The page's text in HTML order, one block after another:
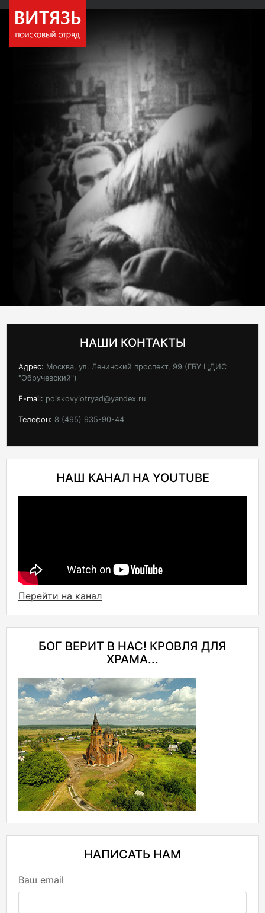
НАШИ КОНТАКТЫ
Адрес: Москва, ул. Ленинский проспект, 99 (ГБУ ЦДИС
"Обручевский")
E-mail: poiskovyiotryad@yandex.ru
Телефон: 8 (495) 935-90-44
НАШ КАНАЛ НА YOUTUBE
Перейти на канал
БОГ ВЕРИТ В НАС! КРОВЛЯ ДЛЯ
ХРАМА...
НАПИСАТЬ НАМ
Ваш email